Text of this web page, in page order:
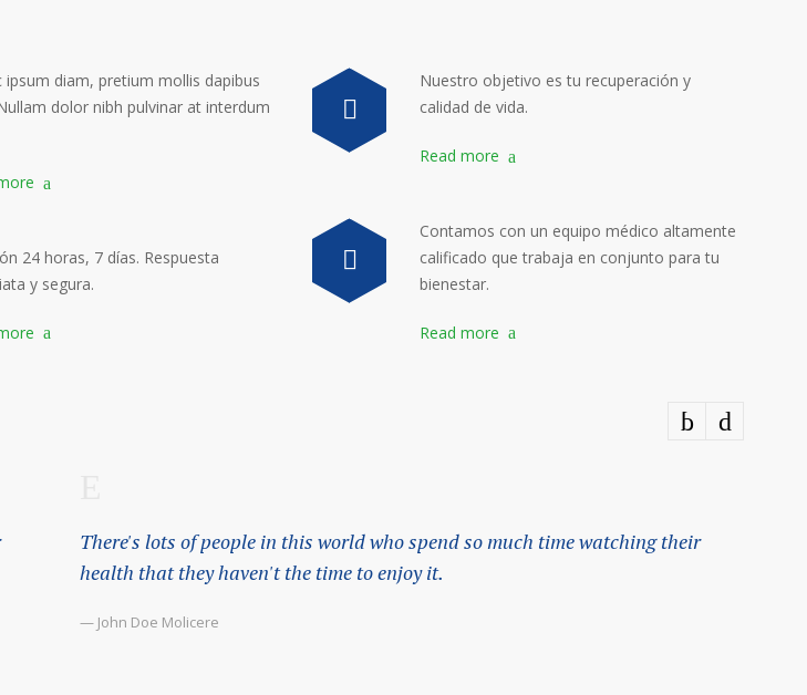
ipsum diam, pretium mollis dapibus
dolor nibh pulvinar at interdum
24 horas, 7 días. Respuesta
y segura.
Nuestro objetivo es tu recuperación y
calidad de vida.
Read more
Contamos con un equipo médico altamente
calificado que trabaja en conjunto para tu
bienestar.
Read more
There's lots of people in this world who spend so much time watching their
health that they haven't the time to enjoy it.
— John Doe Molicere